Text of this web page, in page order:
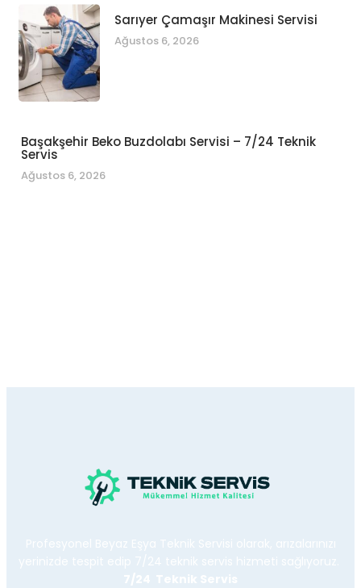
Sarıyer Çamaşır Makinesi Servisi
Ağustos 6, 2026
Başakşehir Beko Buzdolabı Servisi – 7/24 Teknik
Servis
Ağustos 6, 2026
Profesyonel Beyaz Eşya Teknik Servisi olarak, arızalarınızı
yerinizde tespit edip 7/24 teknik servis hizmeti sağlıyoruz.
7/24 Teknik Servis